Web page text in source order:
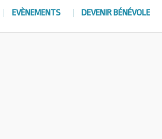
EVÈNEMENTS DEVENIR BÉNÉVOLE